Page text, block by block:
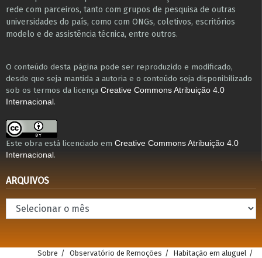
r​e​de com parceiros, tanto com grupos de pesquisa ​de outras
universidades do país, como com ONGs, coletivos, escritórios
modelo e de assistência técnica​, entre outros​.
O conteúdo desta página pode ser reproduzido e modificado,
desde que seja mantida a autoria e o conteúdo seja disponibilizado
sob os termos da licença Creative Commons Atribuição 4.0
Internacional .
Este obra está licenciado em Creative Commons Atribuição 4.0
Internacional .
ARQUIVOS
Arquivos
Sobre Observatório de Remoções
Habitação em aluguel